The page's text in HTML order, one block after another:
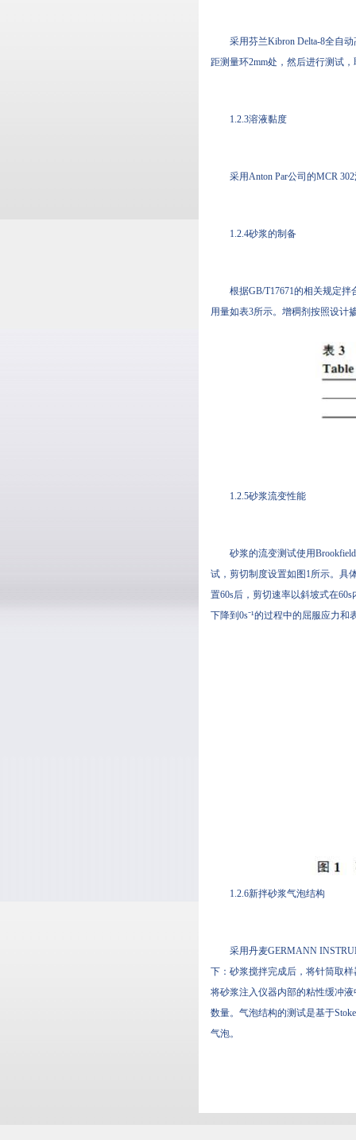
采用芬兰Kibron Delta-8全自
距测量环2mm处，然后进行测试
1.2.3溶液黏度
采用Anton Par公司的MCR 302
1.2.4砂浆的制备
根据GB/T17671的相关规定拌
用量如表3所示。增稠剂按照设计
1.2.5砂浆流变性能
砂浆的流变测试使用Brookfield
试，剪切制度设置如图1所示。
置60s后，剪切速率以斜坡式在
下降到0s⁻¹的过程中的屈服应力和
1.2.6新拌砂浆气泡结构
采用丹麦GERMANN
下：砂浆搅拌完成后，将针筒
将砂浆注入仪器内部的粘性缓冲液中
数量。气泡结构的测试是基于
气泡。